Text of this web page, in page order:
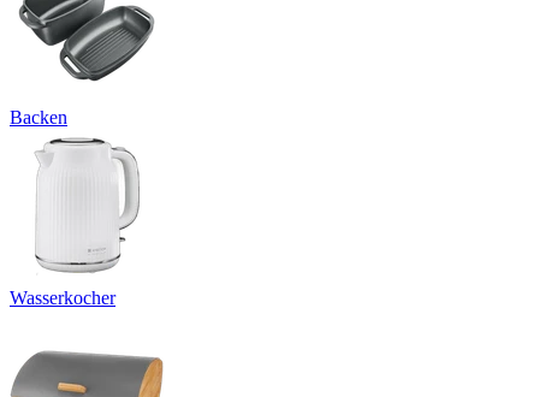
Backen
Wasserkocher